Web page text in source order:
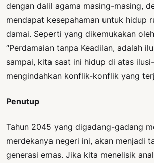
dengan dalil agama masing-masing,
mendapat kesepahaman untuk hidup
damai. Seperti yang dikemukakan
“Perdamaian tanpa Keadilan, adalah
sampai, kita saat ini hidup di atas
mengindahkan konflik-konflik yang
Penutup
Tahun 2045 yang digadang-gadang
merdekanya negeri ini, akan menjadi
generasi emas. Jika kita menelisik